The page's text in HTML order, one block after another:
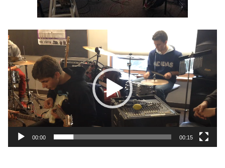
Reproductor
de
vídeo
00:00 00:15